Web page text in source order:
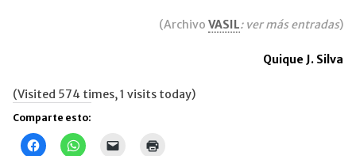
(Archivo VASIL: ver más entradas)
Quique J. Silva
(Visited 574 times, 1 visits today)
Comparte esto:
Haz Haz